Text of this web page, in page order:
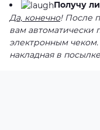
Получу
Да, конечно! После
вам автоматически
электронным чеком.
накладная в